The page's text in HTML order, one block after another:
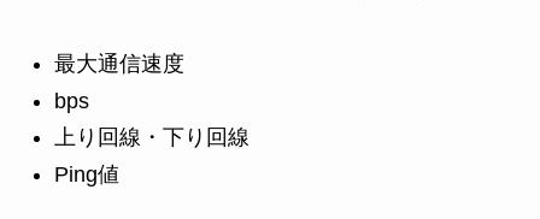
最大通信速度
bps
上り回線・下り回線
Ping値